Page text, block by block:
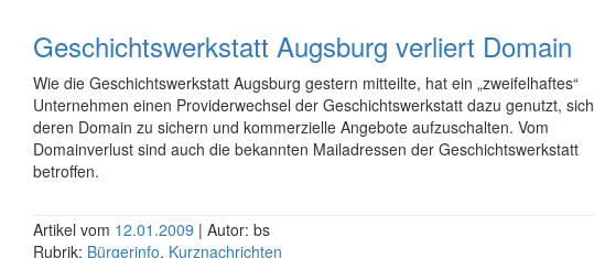
Geschichtswerkstatt Augsburg verliert Domain
Wie die Geschichtswerkstatt Augsburg gestern mitteilte, hat ein „zweifelhaftes“
Unternehmen einen Providerwechsel der Geschichtswerkstatt dazu genutzt, sich
deren Domain zu sichern und kommerzielle Angebote aufzuschalten. Vom
Domainverlust sind auch die bekannten Mailadressen der Geschichtswerkstatt
betroffen.
Artikel vom 12.01.2009 | Autor: bs
Rubrik: Bürgerinfo, Kurznachrichten